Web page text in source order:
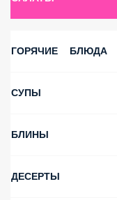
ГОРЯЧИЕ БЛЮДА
СУПЫ
БЛИНЫ
ДЕСЕРТЫ